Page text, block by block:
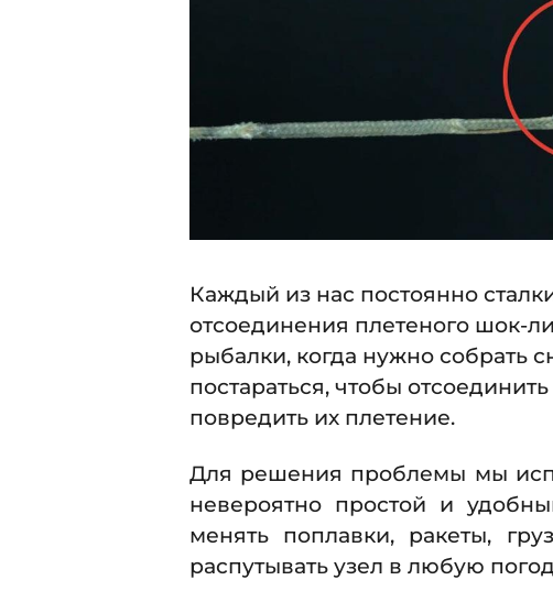
1
Каждый из нас постоянно
отсоединения плетеного шок-
рыбалки, когда нужно собрать
постараться, чтобы
повредить их плетение.
Для решения проблемы мы
невероятно простой и
менять поплавки, ракеты,
распутывать узел в любую